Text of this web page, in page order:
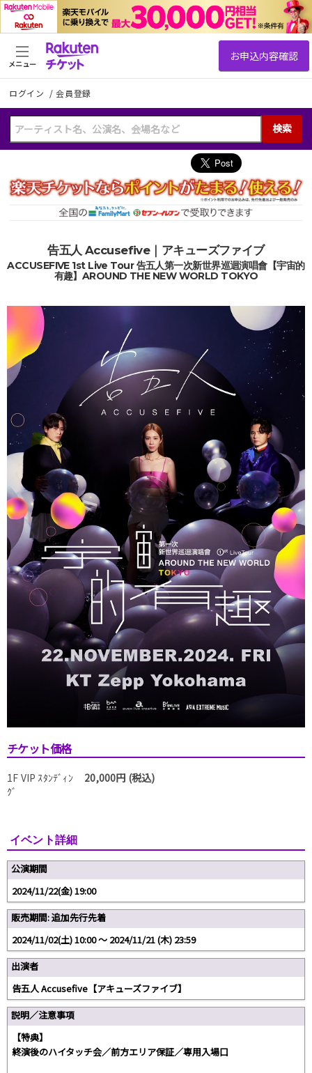
ログイン /会員登録
検索
メニュー
告五人 Accusefive｜アキューズファイブ
ACCUSEFIVE 1st Live Tour 告五人第一次新世界巡迴演唱會【宇宙的
有趣】AROUND THE NEW WORLD TOKYO
チケット価格
1F VIP ｽﾀﾝﾃﾞｨﾝ
ｸﾞ
20,000円 (税込)
イベント詳細
公演期間
2024/11/22(金) 19:00
販売期間: 追加先行先着
2024/11/02(土) 10:00 〜 2024/11/21 (木) 23:59
出演者
告五人 Accusefive【アキューズファイブ】
説明／注意事項
【特典】
終演後のハイタッチ会／前方エリア保証／専用入場口